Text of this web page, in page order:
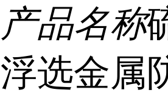
产品名称
浮选金属